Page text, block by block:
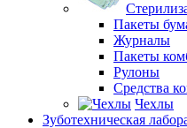
Пакеты
Журналы
Пакеты
Рулоны
Средства
Чехлы
Зуботехническая